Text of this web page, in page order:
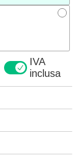
IVA
inclusa